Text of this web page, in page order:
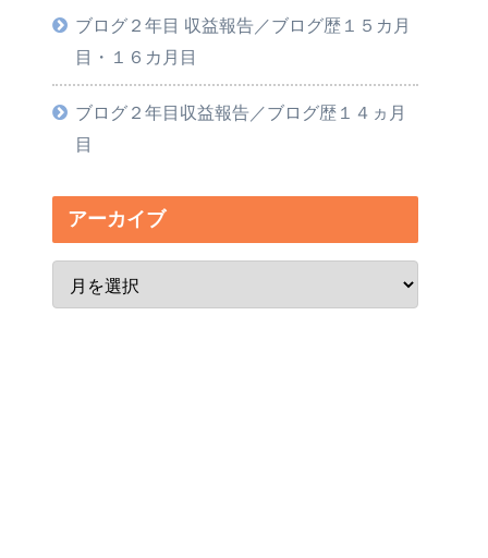
ブログ２年目 収益報告／ブログ歴１５カ月
目・１６カ月目
ブログ２年目収益報告／ブログ歴１４ヵ月
目
アーカイブ